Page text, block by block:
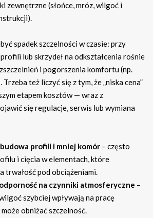
zewnętrzne (słońce, mróz, wilgoć i
spadek szczelności w czasie: przy
lub skrzydeł na odkształcenia rośnie
i pogorszenia komfortu (np.
też liczyć się z tym, że „niska cena”
etapem kosztów — wraz z
się regulacje, serwis lub wymiana
profili i mniej komór – często
i cięcia w elementach, które
trwałość pod obciążeniami.
na czynniki atmosferyczne –
szybciej wpływają na pracę
obniżać szczelność.